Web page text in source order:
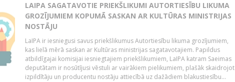
LAIPA SAGATAVOTIE PRIEKŠLIKUMI AUTORTIESĪBU LIKUMA
GROZĪJUMIEM KOPUMĀ SASKAN AR KULTŪRAS MINISTRIJAS
NOSTĀJU
LaIPA ir iesniegusi savus priekšlikumus Autortiesību likuma grozījumiem,
kas lielā mērā saskan ar Kultūras ministrijas sagatavotajiem. Papildus
atbildīgajai komisijai iesniegtajiem priekšlikumiem, LaIPA katram Saeimas
deputātam ir nosūtījusi vēstuli ar vairākiem pielikumiem, plašāk skaidrojot
izpildītāju un producentu nostāju attiecībā uz dažādiem blakustiesību...